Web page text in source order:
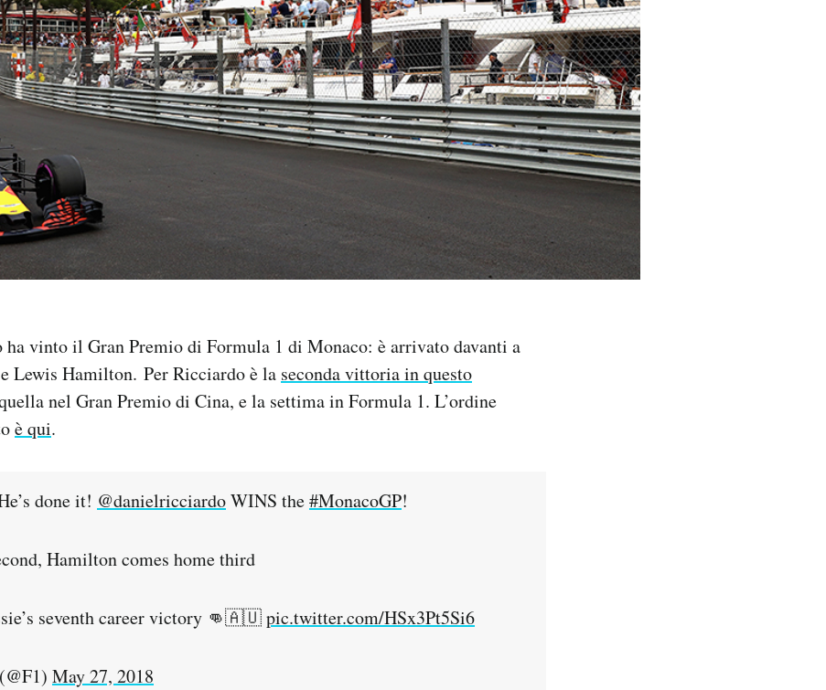
vinto il Gran Premio di Formula 1 di Monaco: è arrivato davanti a
Lewis Hamilton. Per Ricciardo è la seconda vittoria in questo
nel Gran Premio di Cina, e la settima in Formula 1. L’ordine
è qui.
done it! @danielricciardoWINS the#MonacoGP!
Hamilton comes home third
seventh career victory 👊🇦🇺pic.twitter.com/HSx3Pt5Si6
May 27, 2018